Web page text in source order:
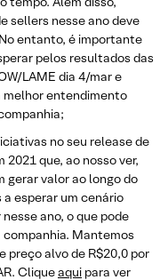
sellers nesse ano deve
entanto, é importante
pelos resultados das
LAME dia 4/mar e
melhor entendimento
no seu release de
que, ao nosso ver,
gerar valor ao longo do
esperar um cenário
ano, o que pode
Mantemos
preço alvo de R$20,0 por
Cliqueaqui para ver